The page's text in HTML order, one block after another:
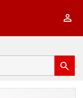

